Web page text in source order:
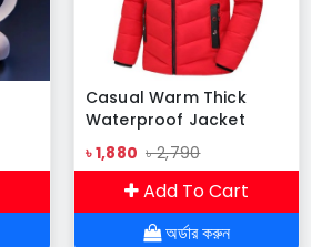
Casual Warm Thick
Waterproof Jacket
Army-01
৳ 1,880 ৳ 2,790
Add To Cart
অর্ডার করুন